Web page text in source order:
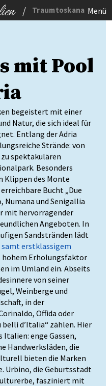
/ Traumtoskana Menü
mit Pool
begeistert mit einer
Natur, die sich ideal für
Entlang der Adria
Strände: von
spektakulären
Besonders
Klippen des Monte
Bucht „Due
Numana und Senigallia
mit hervorragender
Angeboten. In
Sandstränden lädt
samt erstklassigem
hohem Erholungsfaktor
im Umland ein. Abseits
von seiner
Weinberge und
in der
Offida oder
belli d’Italia“ zählen. Hier
enge Gassen,
Handwerksläden, die
bieten die Marken
Urbino, die Geburtsstadt
fasziniert mit